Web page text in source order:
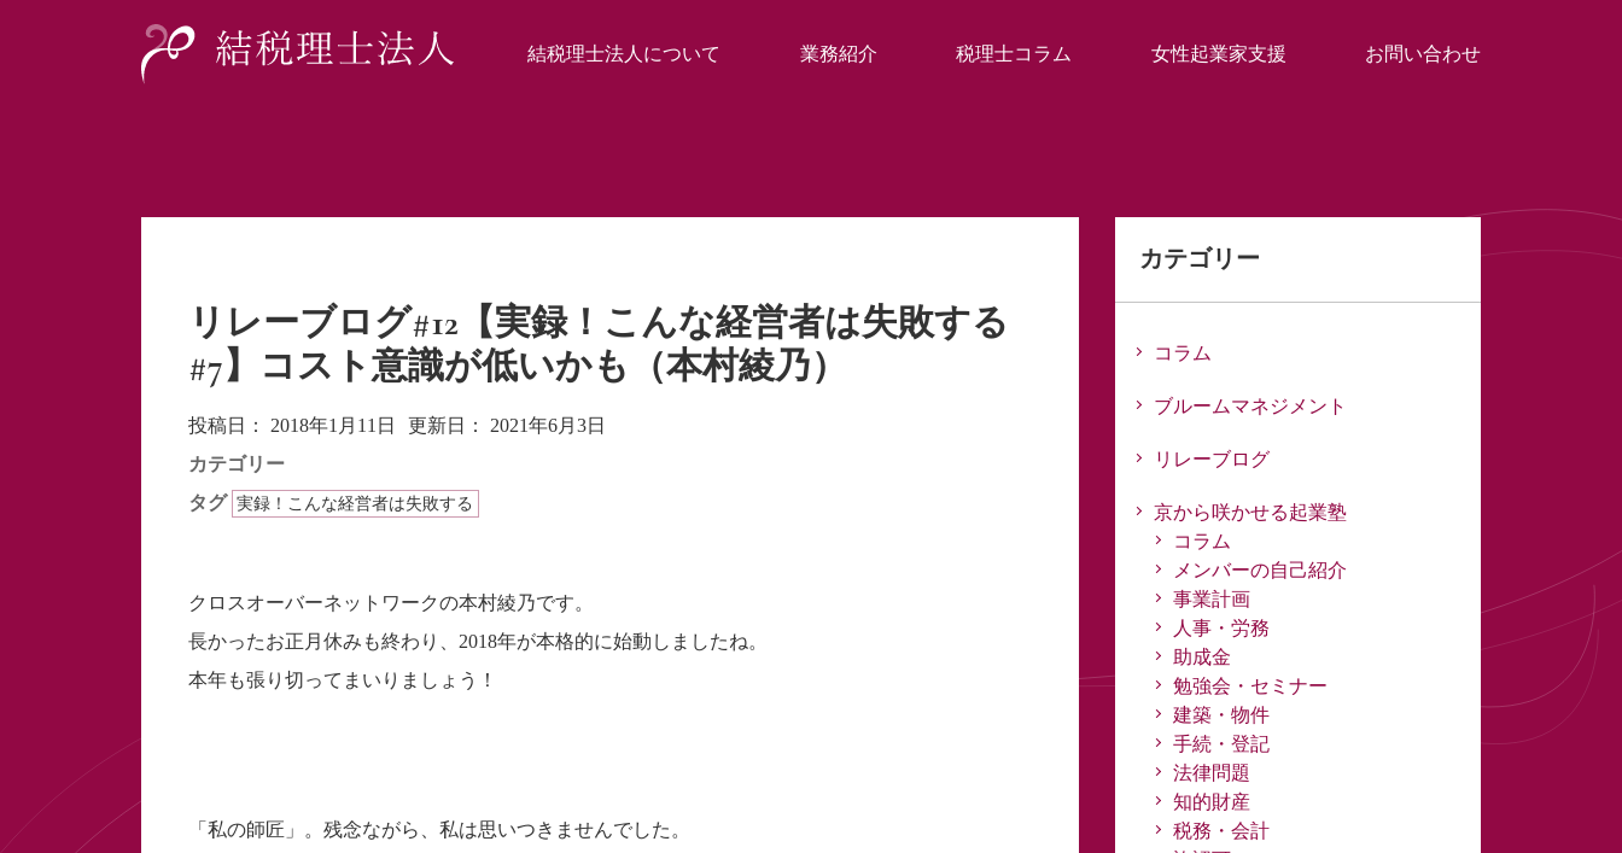
結税理士法人について 業務紹介 税理士コラム 女性起業家支援 お問い合わせ
リレーブログ#12【実録！こんな経営者は失敗する
#7】コスト意識が低いかも（本村綾乃）
投稿日： 2018年1月11日 更新日：
2021年6月3日
カテゴリー
タグ 実録！こんな経営者は失敗する
クロスオーバーネットワークの本村綾乃です。
長かったお正月休みも終わり、2018年が本格的に始動しましたね。
本年も張り切ってまいりましょう！
「私の師匠」。残念ながら、私は思いつきませんでした。
カテゴリー
コラム
ブルームマネジメント
リレーブログ
京から咲かせる起業塾
コラム
メンバーの自己紹介
事業計画
人事・労務
助成金
勉強会・セミナー
建築・物件
手続・登記
法律問題
知的財産
税務・会計